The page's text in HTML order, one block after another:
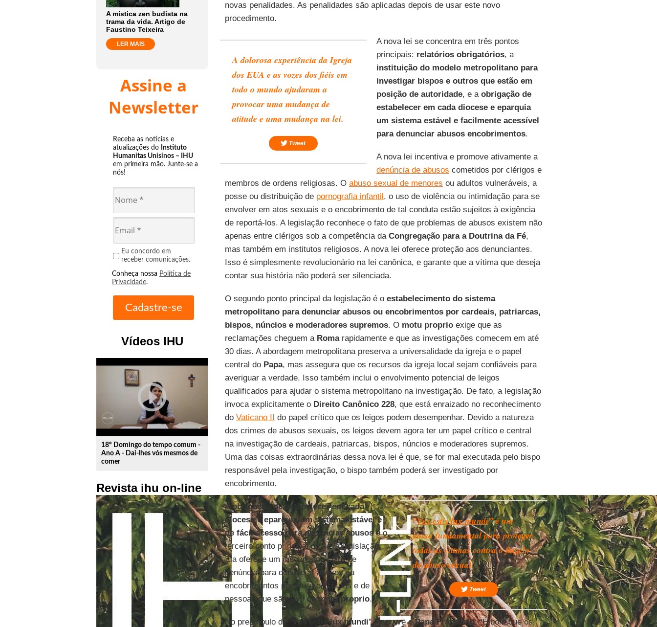
A mística zen budista na
trama da vida. Artigo de
Faustino Teixeira
LER MAIS
Assine a
Newsletter
Receba as notícias e
atualizações do Instituto
Humanitas Unisinos – IHU
em primeira mão. Junte-se a
nós!
Eu concordo em
receber comunicações.
Conheça nossa Política de
Privacidade.
Vídeos IHU
play_circle_outline
18º Domingo do tempo comum -
Ano A - Dai-lhes vós mesmos de
comer
Revista ihu on-line
novas penalidades. As penalidades são aplicadas depois de usar este novo
procedimento.
A dolorosa experiência da Igreja
dosEUA e as vozes dos fiéis em
todo o mundo ajudaram a
provocar uma mudança de
atitude e uma mudança na lei.
Tweet
A nova lei se concentra em três pontos
principais: relatórios obrigatórios, a
instituição do modelo metropolitano para
investigar bispos e outros que estão em
posição de autoridade, e a obrigação de
estabelecer em cada diocese e eparquia
um sistema estável e facilmente acessível
para denunciar abusos encobrimentos.
A nova lei incentiva e promove ativamente a
denúncia de abusos cometidos por clérigos e
membros de ordens religiosas. O abuso sexual de menores ou adultos vulneráveis, a
posse ou distribuição de pornografia infantil, o uso de violência ou intimidação para se
envolver em atos sexuais e o encobrimento de tal conduta estão sujeitos à exigência
de reportá-los. A legislação reconhece o fato de que problemas de abusos existem não
apenas entre clérigos sob a competência da Congregação para a Doutrina da Fé,
mas também em institutos religiosos. A nova lei oferece proteção aos denunciantes.
Isso é simplesmente revolucionário na lei canônica, e garante que a vítima que deseja
contar sua história não poderá ser silenciada.
O segundo ponto principal da legislação é o estabelecimento do sistema
metropolitano para denunciar abusos ou encobrimentos por cardeais, patriarcas,
bispos, núncios e moderadores supremos. O motu proprioexige que as
reclamações cheguem a Romarapidamente e que as investigações comecem em até
30 dias. A abordagem metropolitana preserva a universalidade da igreja e o papel
central do Papa, mas assegura que os recursos da igreja local sejam confiáveis para
averiguar a verdade. Isso também inclui o envolvimento potencial de leigos
qualificados para ajudar o sistema metropolitano na investigação. De fato, a legislação
invoca explicitamente o Direito Canônico 228, que está enraizado no reconhecimento
do Vaticano II do papel crítico que os leigos podem desempenhar. Devido a natureza
dos crimes de abusos sexuais, os leigos devem agora ter um papel crítico e central
na investigação de cardeais, patriarcas, bispos, núncios e moderadores supremos.
Uma das coisas extraordinárias dessa nova lei é que, se for mal executada pelo bispo
responsável pela investigação, o bispo também poderá ser investigado por
encobrimento.
“Vos estis lux mundi” é um
passo fundamental para proteger
todas as vítimas contra o flagelo
do abuso sexual.
Tweet
A obrigação de estabelecer em cada
diocese e eparquia um sistema estável e
de fácil acesso para denunciar abusosé o
terceiro ponto principal da nova legislação.
Ela oferece um mecanismo claro de
denúncia para denunciar abusos ou
encobrimentos por parte de bispos e de
pessoas que são alvo domotu proprio.
No preâmbulo de “ Vos estis lux mundi”, escreve oPapa Francisco: “É bom que os